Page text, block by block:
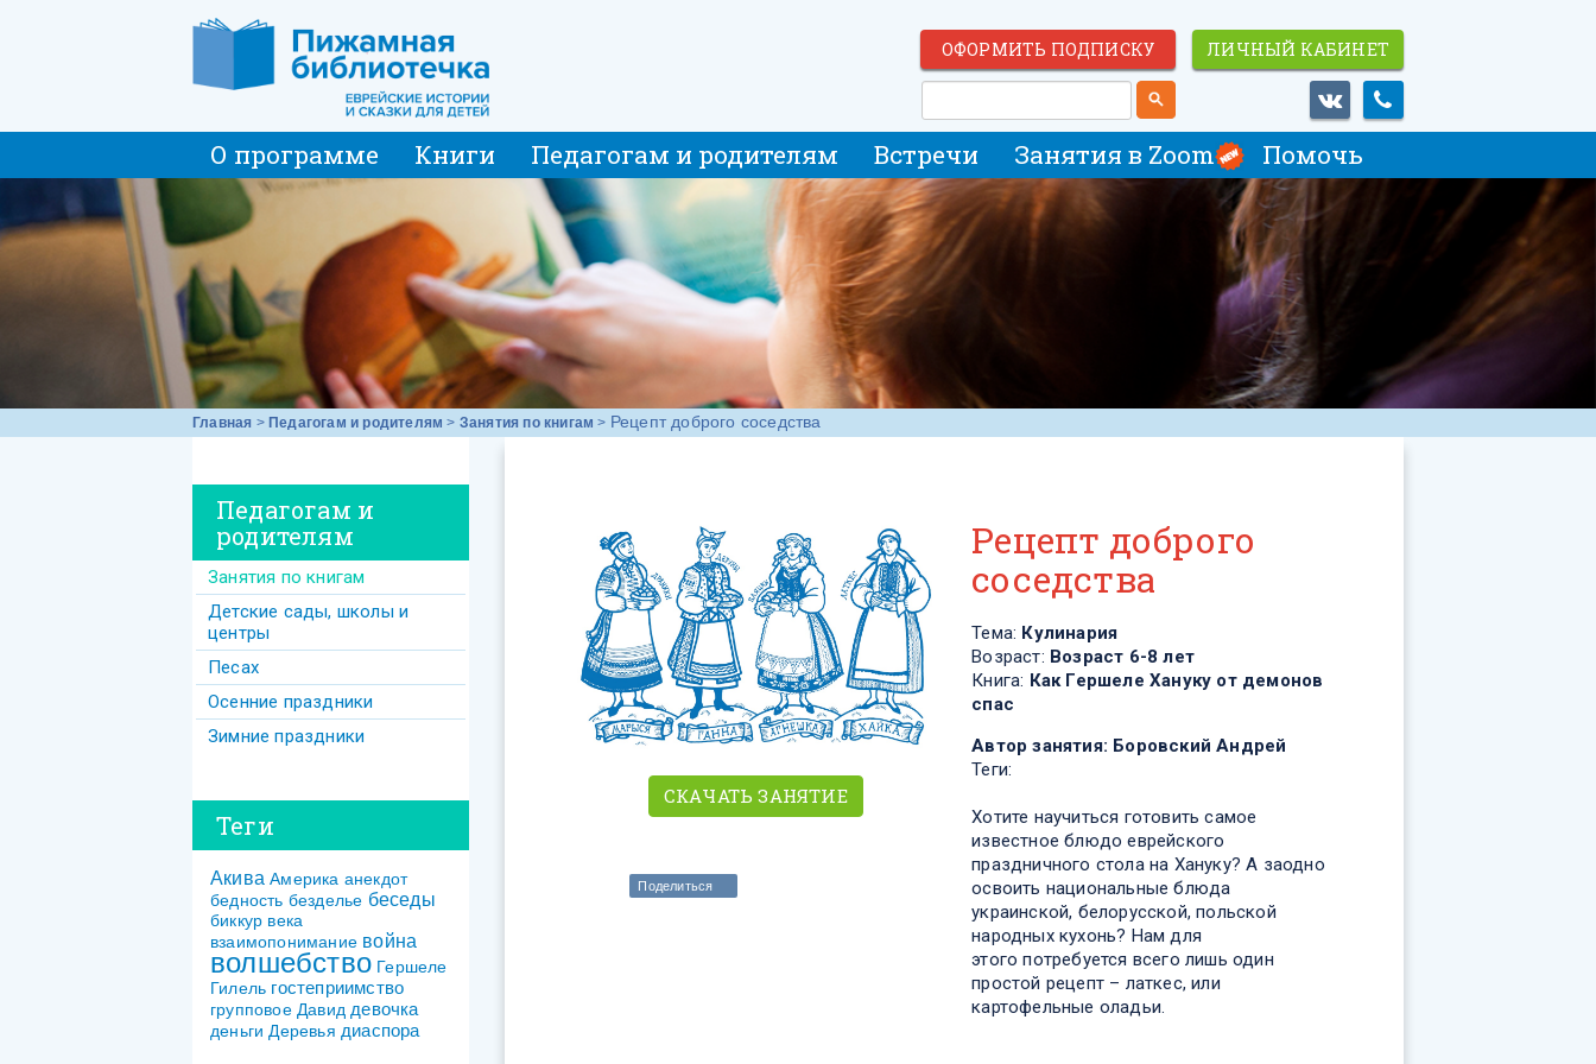
ОФОРМИТЬ ПОДПИСКУ ЛИЧНЫЙ КАБИНЕТ
О программе Книги Педагогам и родителям Встречи Занятия в Zoom Помочь
Главная > Педагогам и родителям > Занятия по книгам > Рецепт доброго соседства
СКАЧАТЬ ЗАНЯТИЕ
Поделиться
Рецепт доброго
соседства
Тема: Кулинария
Возраст: Возраст 6-8 лет
Книга: Как Гершеле Хануку от демонов
спас
Автор занятия: Боровский Андрей
Теги:
Хотите научиться готовить самое
известное блюдо еврейского
праздничного стола на Хануку? А заодно
освоить национальные блюда
украинской, белорусской, польской
народных кухонь? Нам для
этого потребуется всего лишь один
простой рецепт – латкес, или
картофельные оладьи.
Педагогам и
родителям
Занятия по книгам
Детские сады, школы и
центры
Песах
Осенние праздники
Зимние праздники
Теги
Акива Америка анекдот
бедность безделье беседы
биккур века
взаимопонимание война
волшебство Гершеле
Гилель гостеприимство
групповое Давид девочка
деньги Деревья диаспора